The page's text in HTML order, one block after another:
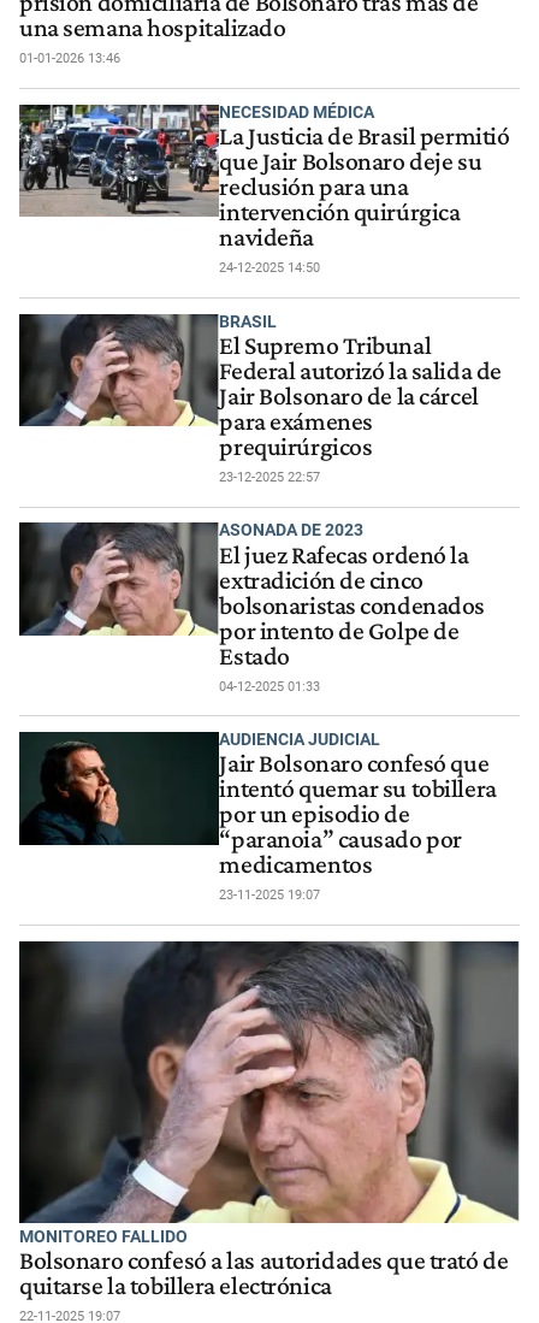
una semana hospitalizado
01-01-2026 13:46
NECESIDAD MÉDICA
La Justicia de Brasil permitió
que Jair Bolsonaro deje su
reclusión para una
intervención quirúrgica
navideña
24-12-2025 14:50
BRASIL
El Supremo Tribunal
Federal autorizó la salida de
Jair Bolsonaro de la cárcel
para exámenes
prequirúrgicos
23-12-2025 22:57
ASONADA DE 2023
El juez Rafecas ordenó la
extradición de cinco
bolsonaristas condenados
por intento de Golpe de
Estado
04-12-2025 01:33
AUDIENCIA JUDICIAL
Jair Bolsonaro confesó que
intentó quemar su tobillera
por un episodio de
“paranoia” causado por
medicamentos
23-11-2025 19:07
MONITOREO FALLIDO
Bolsonaro confesó a las autoridades que trató de
quitarse la tobillera electrónica
22-11-2025 19:07